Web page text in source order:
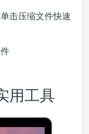
击压缩文件快速
用工具